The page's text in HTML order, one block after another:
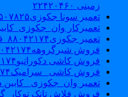
زمینی ۲۲۴۲۰۴۶۰
تعمیر سونا جکوزی۰۹۱۲۱۵۰۷۸۲۵#| Sauna | Jacuzzi
تعمیرکار
تعمیر جکوزی۸۸۰۴۲۱۷۴_فروش وان جکوزی
فروش شیرگروهه۸۸۰۴۲۱۷۴_تعمیر شیرگروهه
فروش کاشی دکوراتیو۸۸۰۴۲۱۷۴_فروش کاشی بین کابینتی
فروش کاشی _سرامیک۸۸۰۴۲۱۷۴
تعمیر وان_جکوزی_ کابین
فروش فلاش تانک